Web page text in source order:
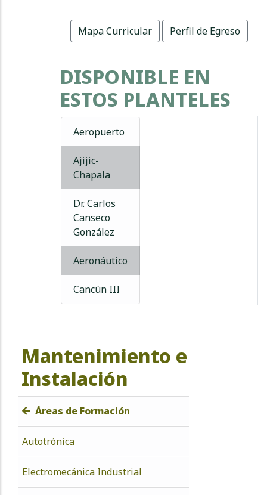
Mapa Curricular Perfil de Egreso
DISPONIBLE EN
ESTOS PLANTELES
Aeropuerto
Ajijic-
Chapala
Dr. Carlos
Canseco
González
Aeronáutico
Cancún III
Mantenimiento e
Instalación
Áreas de Formación
Autotrónica
Electromecánica Industrial